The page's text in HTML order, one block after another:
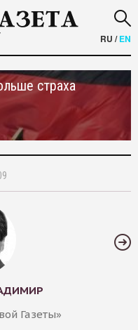
RU /EN
страха
Газеты»